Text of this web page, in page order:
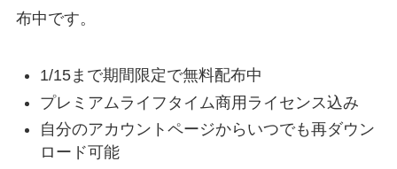
布中です。
1/15まで期間限定で無料配布中
プレミアムライフタイム商用ライセンス込み
自分のアカウントページからいつでも再ダウン
ロード可能